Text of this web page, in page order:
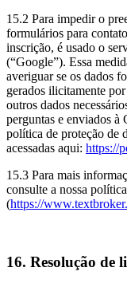
15.2 Para impedir o
formulários para
inscrição, é usado o
(“Google”). Essa
averiguar se os dados
gerados ilicitamente
outros dados
perguntas e enviados à
política de proteção de
acessadas aqui: https://
15.3 Para mais
consulte a nossa
(https://
16. Resolução de